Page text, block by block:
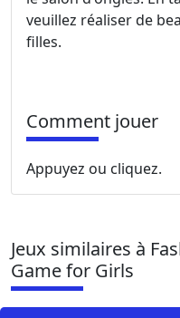
veuillez réaliser de
filles.
Comment jouer
Appuyez ou cliquez.
Jeux similaires à
Game for Girls